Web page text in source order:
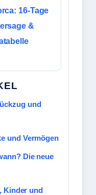
16-Tage
&
und
und Vermögen
Die neue
Kinder und